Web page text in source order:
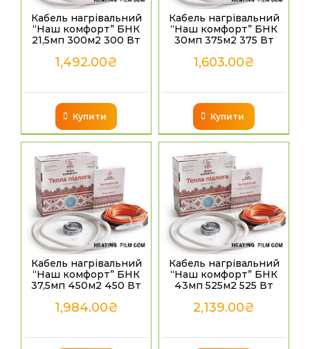
Кабель нагрівальний
“Наш комфорт” БНК
21,5мп 300м2 300 Вт
1,492.00₴
Купити
Кабель нагрівальний
“Наш комфорт” БНК
30мп 375м2 375 Вт
1,603.00₴
Купити
Кабель нагрівальний
“Наш комфорт” БНК
37,5мп 450м2 450 Вт
1,984.00₴
Кабель нагрівальний
“Наш комфорт” БНК
43мп 525м2 525 Вт
2,139.00₴